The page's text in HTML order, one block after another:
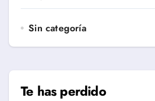
Sin categoría
Te has perdido